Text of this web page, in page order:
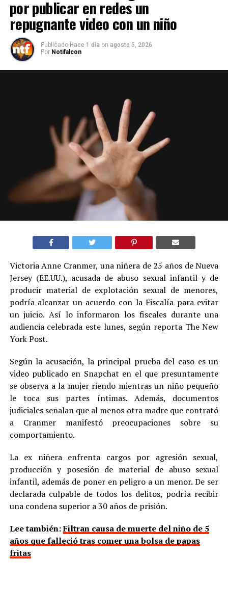
por publicar en redes un
repugnante video con un niño
Publicado Hace 1 día on agosto 5, 2026
Por Notifalcon
Victoria Anne Cranmer, una niñera de 25 años de Nueva
Jersey (EE.UU.), acusada de abuso sexual infantil y de
producir material de explotación sexual de menores,
podría alcanzar un acuerdo con la Fiscalía para evitar
un juicio. Así lo informaron los fiscales durante una
audiencia celebrada este lunes, según reporta The New
York Post.
Según la acusación, la principal prueba del caso es un
video publicado en Snapchat en el que presuntamente
se observa a la mujer riendo mientras un niño pequeño
le toca sus partes íntimas. Además, documentos
judiciales señalan que al menos otra madre que contrató
a Cranmer manifestó preocupaciones sobre su
comportamiento.
La ex niñera enfrenta cargos por agresión sexual,
producción y posesión de material de abuso sexual
infantil, además de poner en peligro a un menor. De ser
declarada culpable de todos los delitos, podría recibir
una condena superior a 30 años de prisión.
Lee también:Filtran causa de muerte del niño de 5
años que falleció tras comer una bolsa de papas
fritas